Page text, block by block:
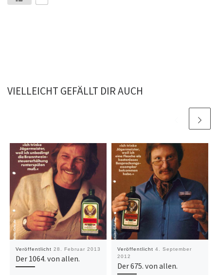
VIELLEICHT GEFÄLLT DIR AUCH
Veröffentlicht 28. Februar 2013
Der 1064. von allen.
Veröffentlicht 4. September
2012
Der 675. von allen.